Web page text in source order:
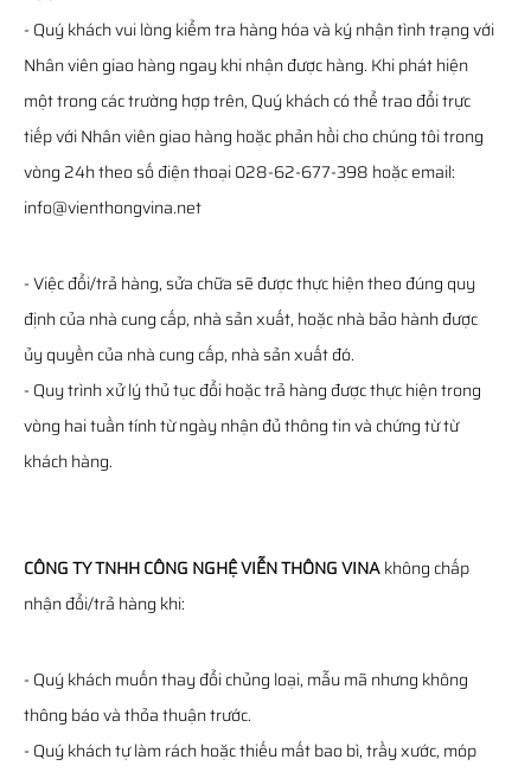
- Quý khách vui lòng kiểm tra hàng hóa và ký nhận tình trạng với
Nhân viên giao hàng ngay khi nhận được hàng. Khi phát hiện
một trong các trường hợp trên, Quý khách có thể trao đổi trực
tiếp với Nhân viên giao hàng hoặc phản hồi cho chúng tôi trong
vòng 24h theo số điện thoại 028-62-677-398 hoặc email:
info@vienthongvina.net
- Việc đổi/trả hàng, sửa chữa sẽ được thực hiện theo đúng quy
định của nhà cung cấp, nhà sản xuất, hoặc nhà bảo hành được
ủy quyền của nhà cung cấp, nhà sản xuất đó.
- Quy trình xử lý thủ tục đổi hoặc trả hàng được thực hiện trong
vòng hai tuần tính từ ngày nhận đủ thông tin và chứng từ từ
khách hàng.
CÔNG TY TNHH CÔNG NGHỆ VIỄN THÔNG VINAkhông chấp
nhận đổi/trả hàng khi:
- Quý khách muốn thay đổi chủng loại, mẫu mã nhưng không
thông báo và thỏa thuận trước.
- Quý khách tự làm rách hoặc thiếu mất bao bì, trầy xước, móp